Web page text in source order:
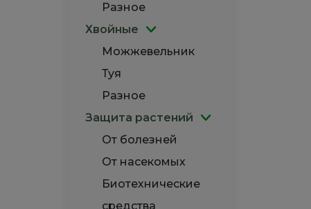
Разное
Хвойные
Можжевельник
Туя
Разное
Защита растений
От болезней
От насекомых
Биотехнические
средства